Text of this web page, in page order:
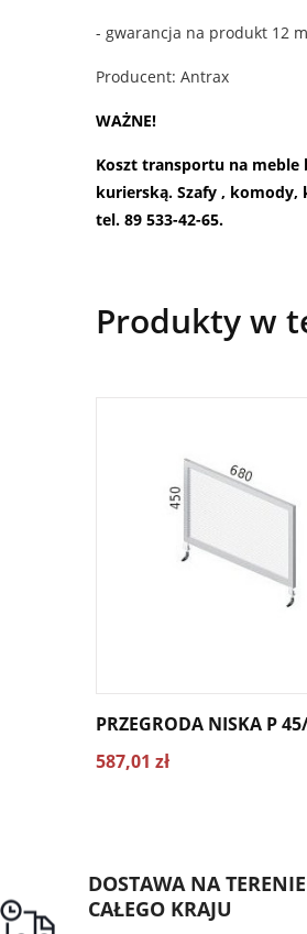
- gwarancja na produkt 12
Producent: Antrax
WAŻNE!
Koszt transportu na meble
kurierską. Szafy ,
tel. 89 533-42-65.
Produkty w
PRZEGRODA NISKA P
587,01 zł
DOSTAWA NA TERENIE
CAŁEGO KRAJU